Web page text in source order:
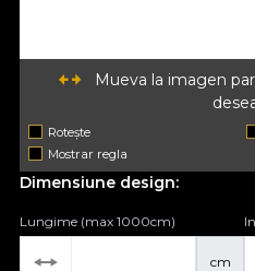
Mueva la imagen
Rotește
Mostrar regla
Dimensiune design:
cm
Lungime (max 1000cm)